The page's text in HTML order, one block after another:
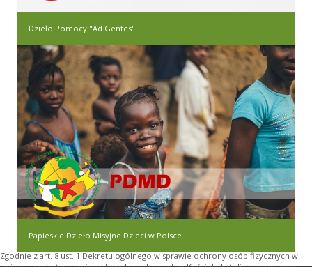
Dzieło Pomocy "Ad Gentes"
Papieskie Dzieło Misyjne Dzieci w Polsce
Zgodnie z art. 8 ust. 1 Dekretu ogólnego w sprawie ochrony osób fizycznych w